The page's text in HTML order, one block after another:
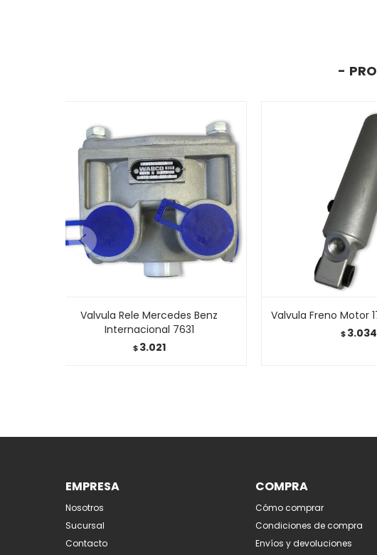
Valvula Rele Mercedes Benz
Internacional 7631
$ 3.021
Valvula Freno Motor
$3.034
EMPRESA
Nosotros
Sucursal
Contacto
COMPRA
Cómo comprar
Condiciones de compra
Envíos y devoluciones